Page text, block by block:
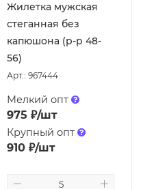
Жилетка мужская
стеганная без
капюшона (р-р 48-
56)
Арт.: 967444
Мелкий опт
975 ₽/шт
Крупный опт
910₽/шт